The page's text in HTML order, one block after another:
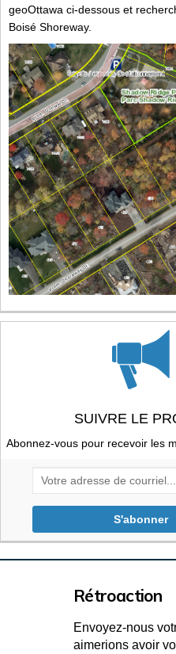
de voie sur
Projet de voie
Projet de
Projet de
geoOttawa ci-dessous et
Boisé Shoreway.
SUIVRE LE
Abonnez-vous pour recevoir les
Votre adresse de courriel...
Rétroaction
Envoyez-nous
aimerions avoir